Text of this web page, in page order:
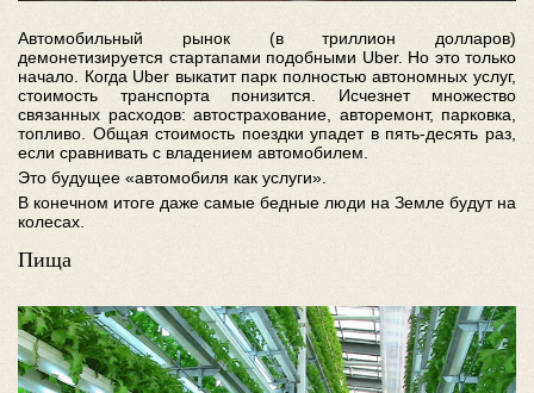
Автомобильный рынок (в триллион долларов)
демонетизируется стартапами подобными Uber. Но это только
начало. Когда Uber выкатит парк полностью автономных услуг,
стоимость транспорта понизится. Исчезнет множество
связанных расходов: автострахование, авторемонт, парковка,
топливо. Общая стоимость поездки упадет в пять-десять раз,
если сравнивать с владением автомобилем.
Это будущее «автомобиля как услуги».
В конечном итоге даже самые бедные люди на Земле будут на
колесах.
Пища